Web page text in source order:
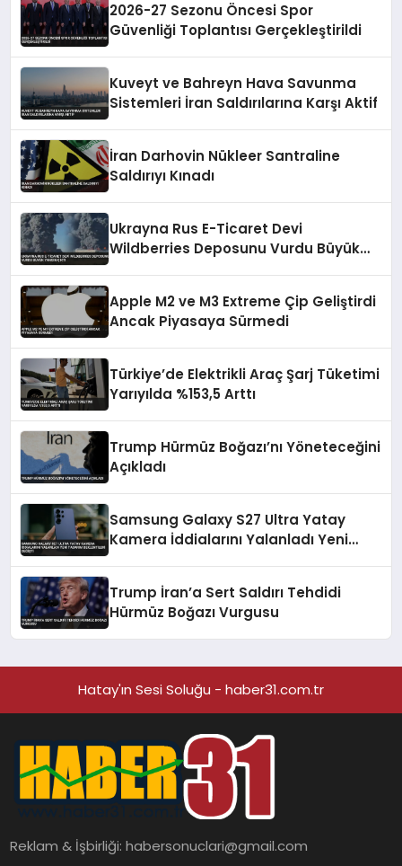
2026-27 Sezonu Öncesi Spor
Güvenliği Toplantısı Gerçekleştirildi
Kuveyt ve Bahreyn Hava Savunma
Sistemleri İran Saldırılarına Karşı Aktif
İran Darhovin Nükleer Santraline
Saldırıyı Kınadı
Ukrayna Rus E-Ticaret Devi
Wildberries Deposunu Vurdu Büyük
Apple M2 ve M3 Extreme Çip Geliştirdi
Ancak Piyasaya Sürmedi
Türkiye’de Elektrikli Araç Şarj Tüketimi
Yarıyılda %153,5 Arttı
Trump Hürmüz Boğazı’nı Yöneteceğini
Açıkladı
Samsung Galaxy S27 Ultra Yatay
Kamera İddialarını Yalanladı Yeni
Trump İran’a Sert Saldırı Tehdidi
Hürmüz Boğazı Vurgusu
Hatay'ın Sesi Soluğu - haber31.com.tr
Reklam & İşbirliği:habersonuclari@gmail.com